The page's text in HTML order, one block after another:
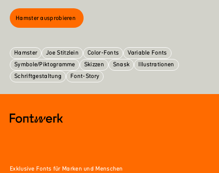
Hamster ausprobieren
Hamster Joe Stitzlein Color-Fonts
Variable Fonts
Symbole/Piktogramme
Skizzen Snask
Illustrationen
Schriftgestaltung
Font-Story
Exklusive Fonts für Marken und Menschen